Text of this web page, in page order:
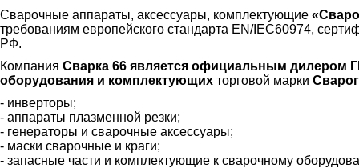
Сварочные аппараты, аксессуары, комплектующие
требованиям европейского стандарта EN/IEC60974,
РФ.
Компания Сварка 66 является официальным дилером
оборудования и комплектующих торговой марки Сварог
- инверторы;
- аппараты плазменной резки;
- генераторы и сварочные аксессуары;
- маски сварочные и краги;
- запасные части и комплектующие к сварочному